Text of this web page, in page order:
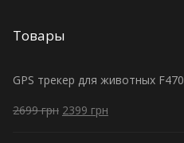
Товары
GPS трекер для животных F470
2699грн 2399 грн